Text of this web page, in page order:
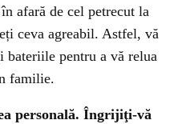
afară de cel petrecut la
ceva agreabil. Astfel, vă
pentru a vă relua
familie.
personală. Îngrijiţi-vă